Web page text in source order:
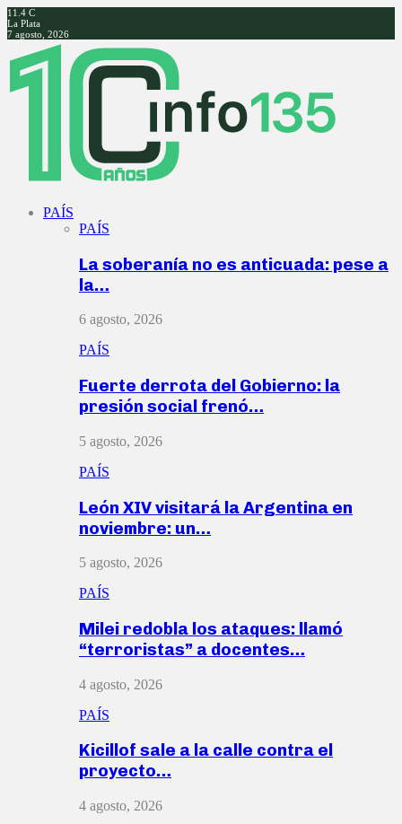
11.4 C
La Plata
7 agosto, 2026
Facebook
Twitter
Instagram
Youtube
PAÍS
PAÍS
La soberanía no es anticuada: pese a
la…
6 agosto, 2026
PAÍS
Fuerte derrota del Gobierno: la
presión social frenó…
5 agosto, 2026
PAÍS
León XIV visitará la Argentina en
noviembre: un…
5 agosto, 2026
PAÍS
Milei redobla los ataques: llamó
“terroristas” a docentes…
4 agosto, 2026
PAÍS
Kicillof sale a la calle contra el
proyecto…
4 agosto, 2026